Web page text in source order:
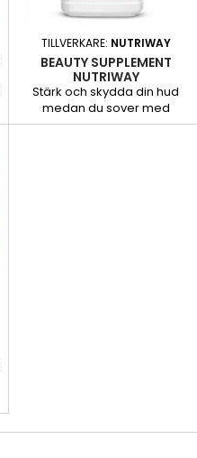
TILLVERKARE: NUTRIWAY
BEAUTY SUPPLEMENT
NUTRIWAY
Stärk och skydda din hud
medan du sover med
Nutriway™ Beauty Supplement,